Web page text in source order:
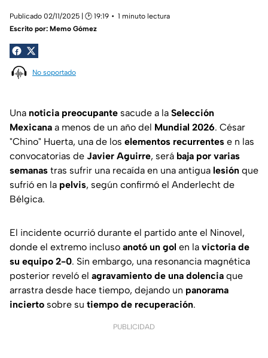
Publicado 02/11/2025 | 🕑 19:19
1 minuto lectura
Escrito por: Memo Gómez
No soportado
Una noticia preocupante sacude a la Selección
Mexicana a menos de un año del Mundial 2026. César
"Chino" Huerta, una de los elementos recurrentes e n las
convocatorias de Javier Aguirre, será baja por varias
semanas tras sufrir una recaída en una antigua lesión que
sufrió en la pelvis, según confirmó el Anderlecht de
Bélgica.
El incidente ocurrió durante el partido ante el Ninovel,
donde el extremo incluso anotó un gol en la victoria de
su equipo 2-0. Sin embargo, una resonancia magnética
posterior reveló el agravamiento de una dolencia que
arrastra desde hace tiempo, dejando un panorama
incierto sobre su tiempo de recuperación.
PUBLICIDAD